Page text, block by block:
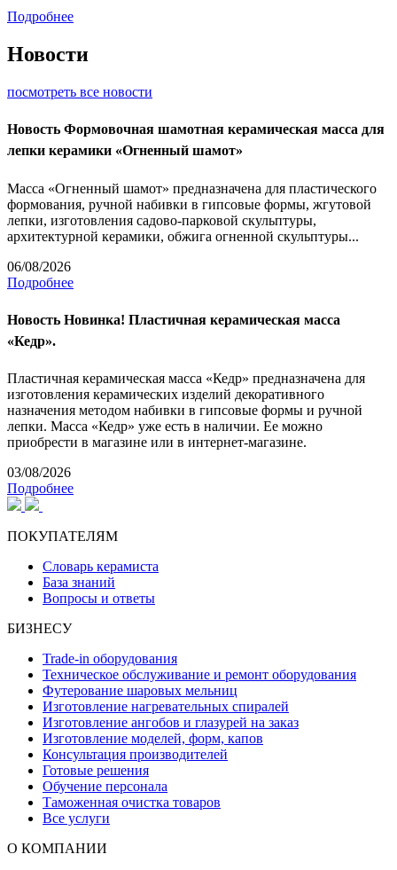
Подробнее
Новости
посмотреть все новости
Новость Формовочная шамотная керамическая масса для
лепки керамики «Огненный шамот»
Масса «Огненный шамот» предназначена для пластического
формования, ручной набивки в гипсовые формы, жгутовой
лепки, изготовления садово-парковой скульптуры,
архитектурной керамики, обжига огненной скульптуры...
06/08/2026
Подробнее
Новость Новинка! Пластичная керамическая масса
«Кедр».
Пластичная керамическая масса «Кедр» предназначена для
изготовления керамических изделий декоративного
назначения методом набивки в гипсовые формы и ручной
лепки. Масса «Кедр» уже есть в наличии. Ее можно
приобрести в магазине или в интернет-магазине.
03/08/2026
Подробнее
ПОКУПАТЕЛЯМ
Словарь керамиста
База знаний
Вопросы и ответы
БИЗНЕСУ
Trade-in оборудования
Техническое обслуживание и ремонт оборудования
Футерование шаровых мельниц
Изготовление нагревательных спиралей
Изготовление ангобов и глазурей на заказ
Изготовление моделей, форм, капов
Консультация производителей
Готовые решения
Обучение персонала
Таможенная очистка товаров
Все услуги
О КОМПАНИИ